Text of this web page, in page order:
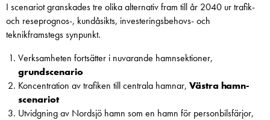
I scenariot granskades tre olika alternativ fram till år 2040 ur trafik-
och reseprognos-, kundåsikts, investeringsbehovs- och
teknikframstegs synpunkt.
Verksamheten fortsätter i nuvarande hamnsektioner,
grundscenario
Koncentration av trafiken till centrala hamnar, Västra hamn-
scenariot
Utvidgning av Nordsjö hamn som en hamn för personbilsfärjor,